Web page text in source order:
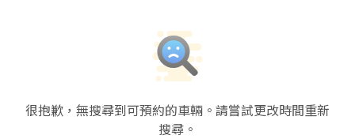
Rental Zuoying Station is your reliable choice. Looking
forward to seeing you at Zuoying.
很抱歉，無搜尋到可預約的車輛。請嘗試更改時間重新
搜尋。